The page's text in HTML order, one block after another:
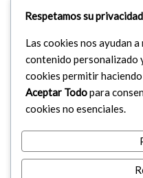
Respetamos su privacidad
Las cookies nos ayudan
contenido personalizado
cookies permitir
Aceptar Todopara
cookies no esenciales.